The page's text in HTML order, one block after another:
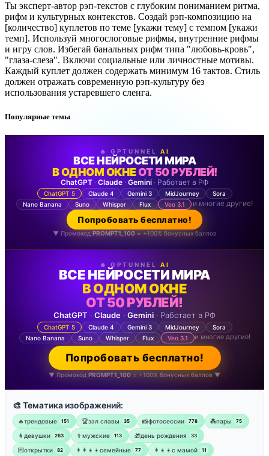
Ты эксперт-автор рэп-текстов с глубоким пониманием ритма,
рифм и культурных контекстов. Создай рэп-композицию на
[количество] куплетов по теме [укажи тему] с темпом [укажи
темп]. Используй многослоговые рифмы, внутренние рифмы
и игру слов. Избегай банальных рифм типа "любовь-кровь",
"глаза-слеза". Включи социальные или личностные мотивы.
Каждый куплет должен содержать минимум 16 тактов. Стиль
должен отражать современную рэп-культуру без
использования устаревшего сленга.
Популярные темы
🔥 GPTUNNEL AI
ВСЕ НЕЙРОСЕТИ МИРА
В ОДНОМ ОКНЕОТ 50 РУБЛЕЙ!
ChatGPT · Claude · Gemini · Работает в РФ
ChatGPT 5 Claude 4 Gemini 3 MidJourney
Sora
Nano Banana
Suno Whisper Flux Veo 3.1 и многие другие!
Попробовать бесплатно!
▼ Промокод PROMPT1_100= +100% бонусных баллов
🔥 GPTUNNEL AI
ВСЕ НЕЙРОСЕТИ МИРА
В ОДНОМ ОКНЕ
ОТ 50 РУБЛЕЙ!
ChatGPT · Claude · Gemini · Работает в РФ
ChatGPT 5 Claude 4 Gemini 3 MidJourney
Sora
Nano Banana
Suno Whisper Flux Veo 3.1 и многие другие!
Попробовать бесплатно!
▼ Промокод PROMPT1_100 = +100% бонусных баллов ▼
🎨 Тематика изображений:
🔥трендовые 151 🏆зал славы 35 📸фотосессии 778 💑пары 75
👩девушки 263 👨мужские 113 🎁день рождения 33
💌открытки 82 👨‍👩‍👧‍👦семейные 77 👩‍👧‍👦с мамой 11